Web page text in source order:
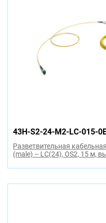
43H-S2-24-M2-LC-015-
Разветвительная
(male) – LC(24), OS2, 15 м,